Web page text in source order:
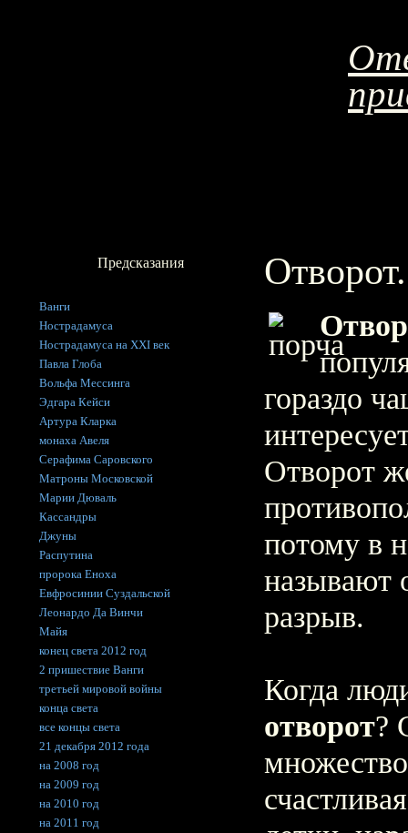
Отворот.
гораздо
Отворот
потому в
называют
разрыв.
Когда
отворот?
Предсказания
Ванги
Нострадамуса
Нострадамуса на XXI век
Павла Глоба
Вольфа Мессинга
Эдгара Кейси
Артура Кларка
монаха Авеля
Серафима Саровского
Матроны Московской
Марии Дюваль
Кассандры
Джуны
Распутина
пророка Еноха
Евфросинии Суздальской
Леонардо Да Винчи
Майя
конец света 2012 год
2 пришествие Ванги
третьей мировой войны
конца света
все концы света
21 декабря 2012 года
на 2008 год
на 2009 год
на 2010 год
на 2011 год